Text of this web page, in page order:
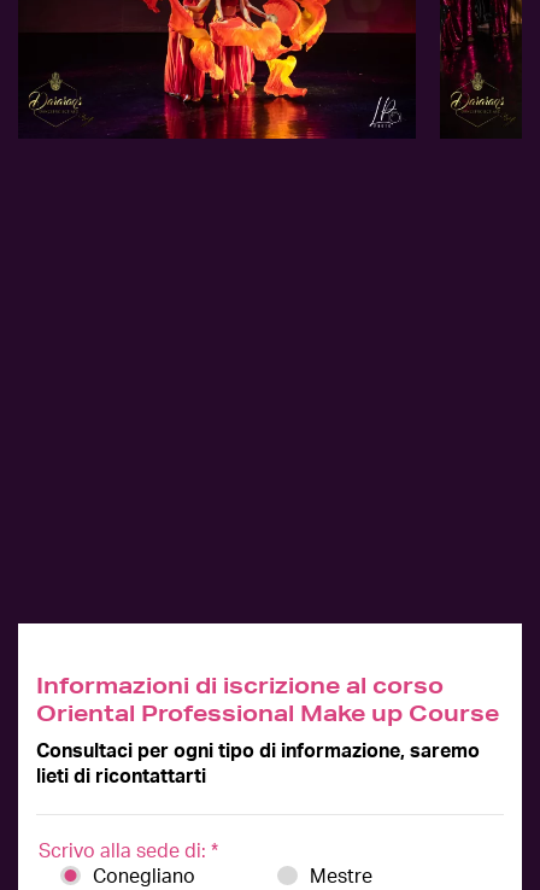
Informazioni di iscrizione al corso
Oriental Professional Make up Course
Consultaci per ogni tipo di informazione, saremo
lieti di ricontattarti
Scrivo alla sede di: *
Conegliano
Mestre